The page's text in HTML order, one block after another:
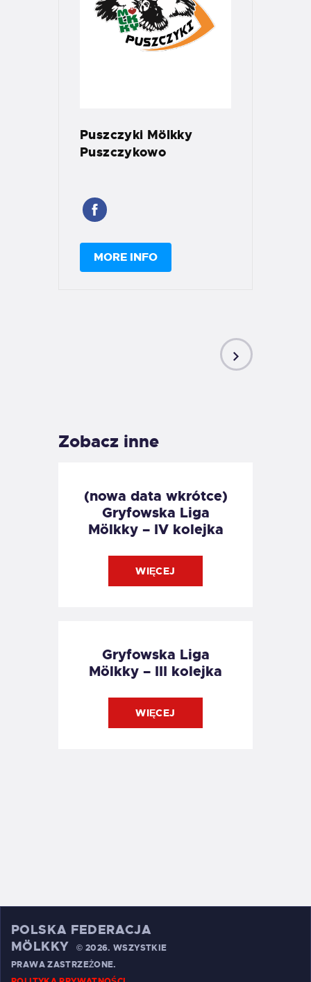
Puszczyki Mölkky
Puszczykowo
MORE INFO
Zobacz inne
(nowa data wkrótce)
Gryfowska Liga
Mölkky – IV kolejka
WIĘCEJ
Gryfowska Liga
Mölkky – III kolejka
WIĘCEJ
POLSKA FEDERACJA
MÖLKKY
© 2026. WSZYSTKIE
PRAWA ZASTRZEŻONE.